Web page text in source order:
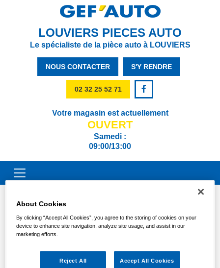
LOUVIERS PIECES AUTO
Le spécialiste de la pièce auto à LOUVIERS
NOUS CONTACTER S'Y RENDRE
02 32 25 52 71
Votre magasin est actuellement
OUVERT
Samedi :
09:00/13:00
NOS ACTUALITÉS
About Cookies
By clicking “Accept All Cookies”, you agree to the storing of cookies on your
device to enhance site navigation, analyze site usage, and assist in our
marketing efforts.
Reject All Accept All Cookies